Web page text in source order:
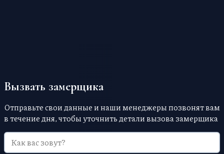
Вызвать замерщика
Отправьте свои данные и наши менеджеры позвонят вам
в течение дня, чтобы уточнить детали вызова замерщика